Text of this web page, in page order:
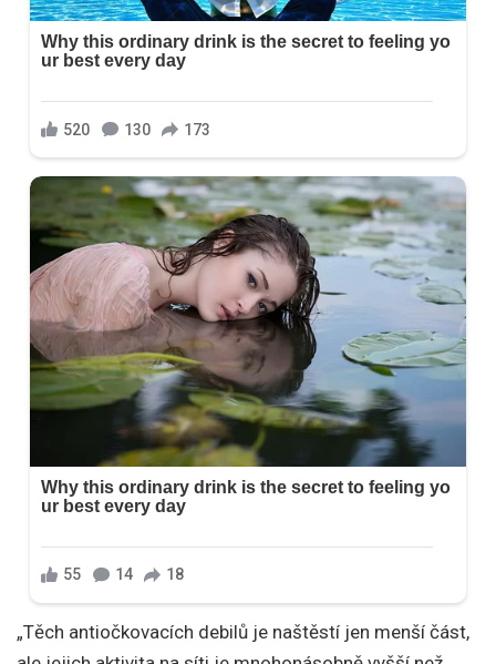
„Těch antiočkovacích debilů je naštěstí jen menší část,